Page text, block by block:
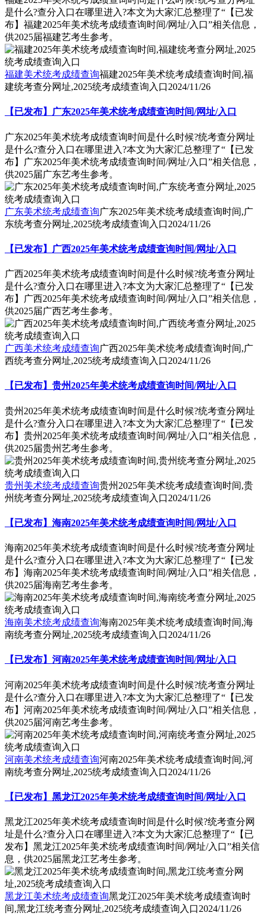
是什么?查分入口在哪里进入?本文为大家汇总整理了“【已发
布】福建2025年美术统考成绩查询时间/网址/入口”相关信息，
供2025届福建艺考生参考。
福建美术统考成绩查询福建2025年美术统考成绩查询时间,福
建统考查分网址,2025统考成绩查询入口2024/11/26
【已发布】广东2025年美术统考成绩查询时间/网址/入口
广东2025年美术统考成绩查询时间是什么时候?统考查分网址
是什么?查分入口在哪里进入?本文为大家汇总整理了“【已发
布】广东2025年美术统考成绩查询时间/网址/入口”相关信息，
供2025届广东艺考生参考。
广东美术统考成绩查询广东2025年美术统考成绩查询时间,广
东统考查分网址,2025统考成绩查询入口2024/11/26
【已发布】广西2025年美术统考成绩查询时间/网址/入口
广西2025年美术统考成绩查询时间是什么时候?统考查分网址
是什么?查分入口在哪里进入?本文为大家汇总整理了“【已发
布】广西2025年美术统考成绩查询时间/网址/入口”相关信息，
供2025届广西艺考生参考。
广西美术统考成绩查询广西2025年美术统考成绩查询时间,广
西统考查分网址,2025统考成绩查询入口2024/11/26
【已发布】贵州2025年美术统考成绩查询时间/网址/入口
贵州2025年美术统考成绩查询时间是什么时候?统考查分网址
是什么?查分入口在哪里进入?本文为大家汇总整理了“【已发
布】贵州2025年美术统考成绩查询时间/网址/入口”相关信息，
供2025届贵州艺考生参考。
贵州美术统考成绩查询贵州2025年美术统考成绩查询时间,贵
州统考查分网址,2025统考成绩查询入口2024/11/26
【已发布】海南2025年美术统考成绩查询时间/网址/入口
海南2025年美术统考成绩查询时间是什么时候?统考查分网址
是什么?查分入口在哪里进入?本文为大家汇总整理了“【已发
布】海南2025年美术统考成绩查询时间/网址/入口”相关信息，
供2025届海南艺考生参考。
海南美术统考成绩查询海南2025年美术统考成绩查询时间,海
南统考查分网址,2025统考成绩查询入口2024/11/26
【已发布】河南2025年美术统考成绩查询时间/网址/入口
河南2025年美术统考成绩查询时间是什么时候?统考查分网址
是什么?查分入口在哪里进入?本文为大家汇总整理了“【已发
布】河南2025年美术统考成绩查询时间/网址/入口”相关信息，
供2025届河南艺考生参考。
河南美术统考成绩查询河南2025年美术统考成绩查询时间,河
南统考查分网址,2025统考成绩查询入口2024/11/26
【已发布】黑龙江2025年美术统考成绩查询时间/网址/入口
黑龙江2025年美术统考成绩查询时间是什么时候?统考查分网
址是什么?查分入口在哪里进入?本文为大家汇总整理了“【已
发布】黑龙江2025年美术统考成绩查询时间/网址/入口”相关信
息，供2025届黑龙江艺考生参考。
黑龙江美术统考成绩查询黑龙江2025年美术统考成绩查询时
间,黑龙江统考查分网址,2025统考成绩查询入口2024/11/26